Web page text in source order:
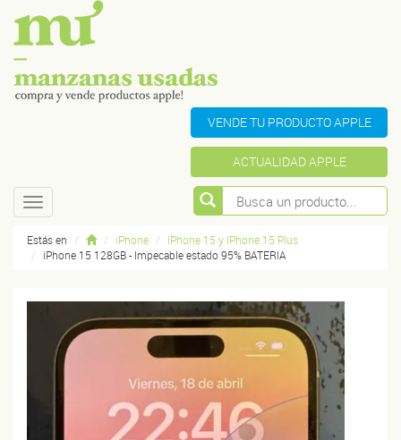
VENDE TU PRODUCTO APPLE
ACTUALIDAD APPLE
Toggle
navigation
Estás en iPhone
IPhone 15 y IPhone 15 Plus
iPhone 15 128GB - Impecable estado 95% BATERIA